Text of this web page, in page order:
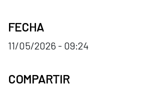
FECHA
11/05/2026 - 09:24
COMPARTIR